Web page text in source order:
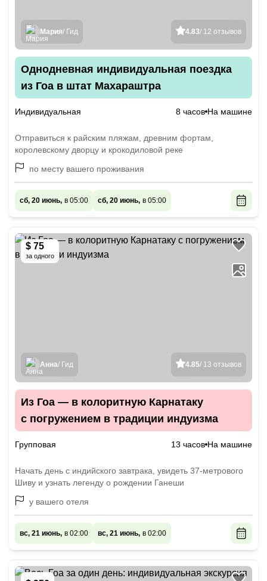
4.83/ 12 отзывов
Мария/ Гид
Однодневная индивидуальная поездка
из Гоа в штат Махараштра
Индивидуальная 8 часов На машине
Отправиться к райским пляжам, древним фортам,
королевскому дворцу и крокодиловой реке
по месту вашего проживания
сб, 20 июнь, в 05:00 сб, 20 июнь, в 05:00
$ 75
за одного
4.85/ 13 отзывов
Анна/ Гид
Из Гоа — в колоритную Карнатаку
с погружением в традиции индуизма
Групповая 13 часов На машине
Начать день с индийского завтрака, увидеть 37-метрового
Шиву и узнать легенду о рождении Ганеши
у вашего отеля
вс, 21 июнь, в 02:00 вс, 21 июнь, в 02:00